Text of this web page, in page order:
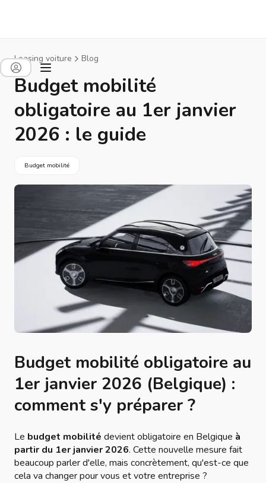
Leasing voiture Blog
Budget mobilité
obligatoire au 1er janvier
2026 : le guide
Budget mobilité
Budget mobilité obligatoire au
1er janvier 2026 (Belgique) :
comment s'y préparer ?
Le budget mobilité devient obligatoire en Belgique à
partir du 1er janvier 2026. Cette nouvelle mesure fait
beaucoup parler d'elle, mais concrètement, qu'est-ce que
cela va changer pour vous et votre entreprise ?